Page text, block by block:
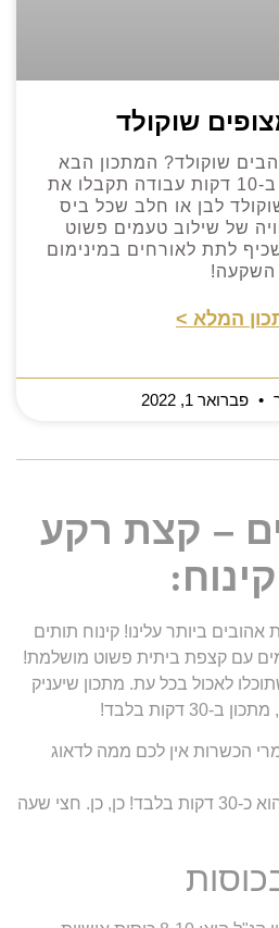
שוקולד
שוקולד? המתכון הבא
ב-ד-י-ו-ק בשבילכם! ב-10 דקות עבודה תקבלו את
לבן או חלב שכל ביס
של שילוב טעמים פשוט
לתת לאורחים במינימום
השקעה!
המלא >
פברואר 1, 2022
– קצת רקע
:
אהובים ביותר עלינו! קינוח תותים
עם קצפת ביתית פשוט מושלמת!
לאכול בכל עת. מתכון שיעניק
הכשרות אין לכם ממה לדאוג
זמן ההכנה של הקינוח הזה הוא כ-30 דקות בלבד! כן, כן. חצי שעה